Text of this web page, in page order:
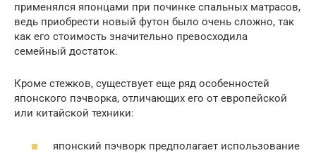
применялся японцами при починке спальных матрасов,
ведь приобрести новый футон было очень сложно, так
как его стоимость значительно превосходила
семейный достаток.
Кроме стежков, существует еще ряд особенностей
японского пэчворка, отличающих его от европейской
или китайской техники:
японский пэчворк предполагает использование